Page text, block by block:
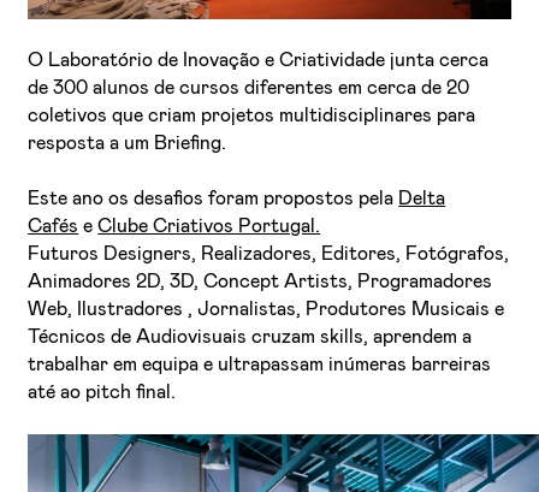
Li e aceito aPolítica de Privacidade
Aceito receber emails sobre novidades da ETIC
O Laboratório de Inovação e Criatividade junta cerca
de 300 alunos de cursos diferentes em cerca de 20
coletivos que criam projetos multidisciplinares para
resposta a um Briefing.
Este ano os desafios foram propostos pela Delta
Cafés eClube Criativos Portugal.
Futuros Designers, Realizadores, Editores, Fotógrafos,
Animadores 2D, 3D, Concept Artists, Programadores
Web, Ilustradores , Jornalistas, Produtores Musicais e
Técnicos de Audiovisuais cruzam skills, aprendem a
trabalhar em equipa e ultrapassam inúmeras barreiras
até ao pitch final.